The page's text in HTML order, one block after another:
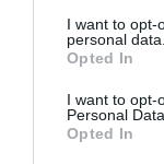
I want to opt-
personal data.
Opted In
I want to opt-
Personal Data.
Opted In
Μεγάλωσε στην
δυσκολίες. Η
κρατήσει τη
το πάθος του